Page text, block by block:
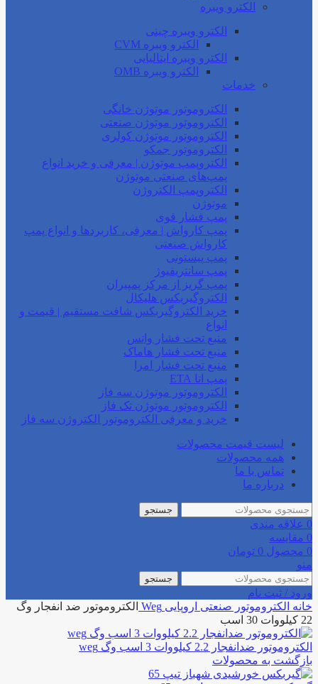
الکترو ویبره
الکترو ویبره چینی
الکترو ویبره CVM
الکترو ویبره ایتالیایی
الکترو ویبره OMB
خدمات
الکتروموتور موتوژن خانگی
الکتروموتور موتوژن صنعتی
الکتروموتور موتوژن کولری
الکتروموتور جمکو
الکتروپمپ موتوژن | معرفی و خرید انواع
پمپ‌های صنعتی موتوژن
الکتروپمپ الکتروژن
موتوژن
پمپ فشار قوی
پمپ کارواش | معرفی، کاربردها و انواع پمپ
کارواش صنعتی
پمپ پیستونی
پمپ سانتریفیوژ
پمپ گریز از مرکز پمپیران
الکتروگیربکس هلیکال
خرید الکتروگیربکس شافت مستقیم | قیمت و
انواع
منبع تحت فشار واتس
منبع تحت فشار هاماک
منبع تحت فشار امرا
پمپ اتا ETA
الکتروموتور موتوژن سه فاز
الکتروموتور موتوژن تک فاز
خرید و معرفی الکتروموتور الکتروژن سه فاز
لیست قیمت محصولات
همه محصولات
تماس با ما
درباره ما
جستجو
0 علاقه مندی
0 مقایسه
0 محصول 0 تومان
منو
جستجو
ورود / ثبت نام
خانه الکتروموتور صنعتی اروپایی Weg الکتروموتور ضد انفجار وگ
22 کیلووات 30 اسب
الکتروموتور ضدانفجار 2.2 کیلووات 3 اسب وگ weg
بازگشت به محصولات